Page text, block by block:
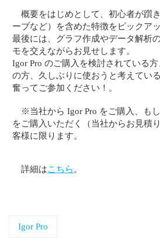
概要をはじめとして、初心者が躓
ーブなど）を含めた特徴をピックア
最後には、グラフ作成やデータ解析
モを交えながらお見せします。
Igor Pro のご購入を検討されている
の方、久しぶりに使おうと考えてい
奮ってご参加ください！。
※当社から Igor Pro をご購入、も
をご購入いただく（当社からお見積
客様に限ります。
詳細はこちら 。
Igor Pro